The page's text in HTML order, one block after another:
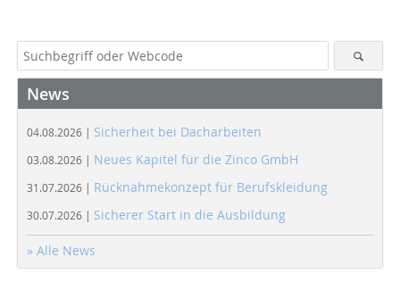
News
04.08.2026 | Sicherheit bei Dacharbeiten
03.08.2026 | Neues Kapitel für die Zinco GmbH
31.07.2026 | Rücknahmekonzept für Berufskleidung
30.07.2026 | Sicherer Start in die Ausbildung
» Alle News